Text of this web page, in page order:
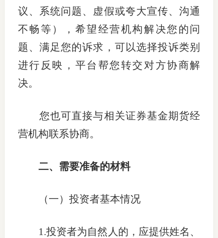
培训学
投资者
议、系统问题、虚假或夸大宣传、沟通
不畅等），希望经营机构解决您的问
题、满足您的诉求，可以选择投诉类别
进行反映，平台帮您转交对方协商解
决。
您也可直接与相关证券基金期货经
营机构联系协商。
二、需要准备的材料
（一）投资者基本情况
1.投资者为自然人的，应提供姓名、